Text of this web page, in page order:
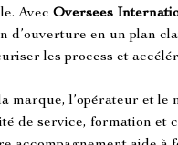
Avec Oversees
d’ouverture en un plan
les process et
marque, l’opérateur et le
de service, formation et